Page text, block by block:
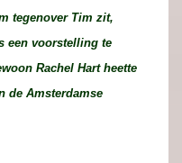
tegenover Tim zit,
een voorstelling te
Rachel Hart heette
de Amsterdamse